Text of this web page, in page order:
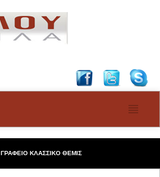
ΓΡΑΦΕΙΟ ΚΛΑΣΣΙΚΟ ΘΕΜΙΣ